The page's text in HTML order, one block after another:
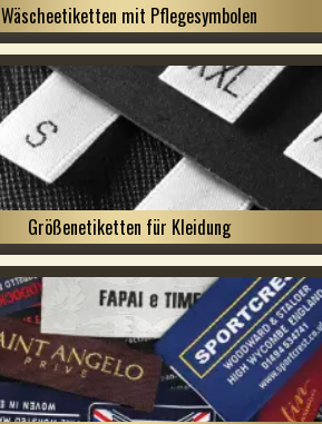
Wäscheetiketten mit Pflegesymbolen
Größenetiketten für Kleidung